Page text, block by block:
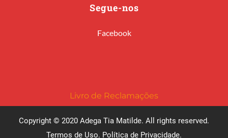
Segue-nos
Facebook
Livro de Reclamações
Copyright © 2020 Adega Tia Matilde. All rights reserved.
Termos de Uso. Política de Privacidade.